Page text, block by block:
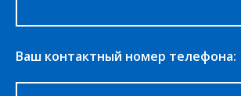
Ваш контактный номер телефона: